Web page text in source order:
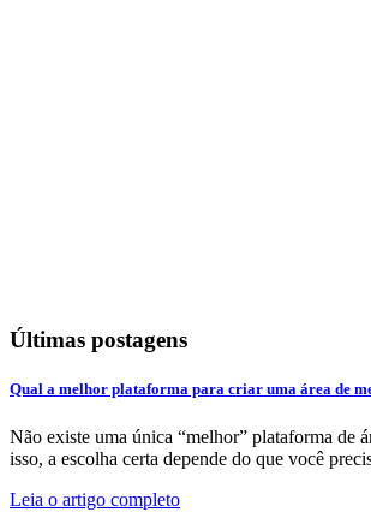
Últimas postagens
Qual a melhor plataforma para criar uma área de
Não existe uma única “melhor” plataforma de
isso, a escolha certa depende do que você
Leia o artigo completo